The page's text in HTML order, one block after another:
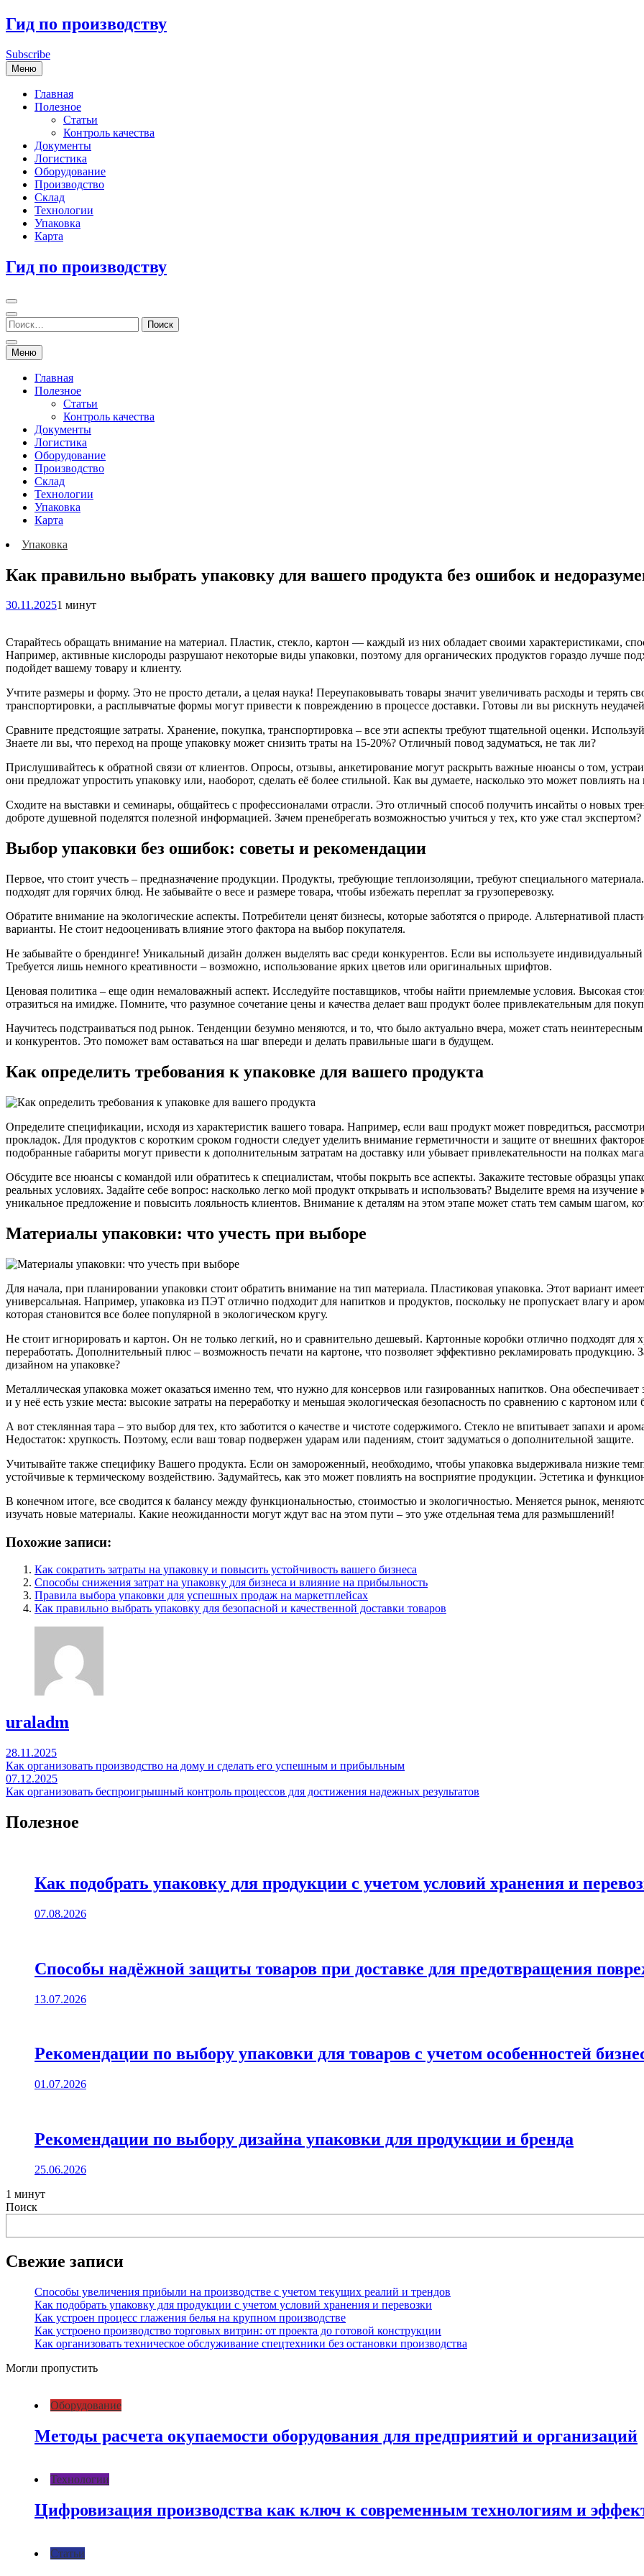
Перейти
к
Гид по производству
Subscribe
Меню
Главная
Полезное
Статьи
Контроль качества
Документы
Логистика
Оборудование
Производство
Склад
Технологии
Упаковка
Карта
Гид по производству
Меню
Главная
Полезное
Статьи
Контроль качества
Документы
Логистика
Оборудование
Производство
Склад
Технологии
Упаковка
Карта
Упаковка
Как правильно выбрать упаковку для вашего продукта без ошибок и
30.11.20251 минут
Старайтесь обращать внимание на материал. Пластик, стекло, картон — каждый из них обладает своими характеристиками,
Например, активные кислороды разрушают некоторые виды упаковки, поэтому для органических продуктов гораздо лучше
подойдет вашему товару и клиенту.
Учтите размеры и форму. Это не просто детали, а целая наука! Переупаковывать товары значит увеличивать расходы и терять
транспортировки, а расплывчатые формы могут привести к повреждению в процессе доставки. Готовы ли вы рискнуть
Сравните предстоящие затраты. Хранение, покупка, транспортировка – все эти аспекты требуют тщательной оценки.
Знаете ли вы, что переход на проще упаковку может снизить траты на 15-20%? Отличный повод задуматься, не так ли?
Прислушивайтесь к обратной связи от клиентов. Опросы, отзывы, анкетирование могут раскрыть важные нюансы о том,
они предложат упростить упаковку или, наоборот, сделать её более стильной. Как вы думаете, насколько это может повлиять
Сходите на выставки и семинары, общайтесь с профессионалами отрасли. Это отличный способ получить инсайты о новых
доброте душевной поделятся полезной информацией. Зачем пренебрегать возможностью учиться у тех, кто уже стал экспертом?
Выбор упаковки без ошибок: советы и рекомендации
Первое, что стоит учесть – предназначение продукции. Продукты, требующие теплоизоляции, требуют специального
подходят для горячих блюд. Не забывайте о весе и размере товара, чтобы избежать переплат за грузоперевозку.
Обратите внимание на экологические аспекты. Потребители ценят бизнесы, которые заботятся о природе. Альтернативой
варианты. Не стоит недооценивать влияние этого фактора на выбор покупателя.
Не забывайте о брендинге! Уникальный дизайн должен выделять вас среди конкурентов. Если вы используете
Требуется лишь немного креативности – возможно, использование ярких цветов или оригинальных шрифтов.
Ценовая политика – еще один немаловажный аспект. Исследуйте поставщиков, чтобы найти приемлемые условия. Высокая
отразиться на имидже. Помните, что разумное сочетание цены и качества делает ваш продукт более привлекательным для
Научитесь подстраиваться под рынок. Тенденции безумно меняются, и то, что было актуально вчера, может стать
и конкурентов. Это поможет вам оставаться на шаг впереди и делать правильные шаги в будущем.
Как определить требования к упаковке для вашего продукта
Определите спецификации, исходя из характеристик вашего товара. Например, если ваш продукт может повредиться,
прокладок. Для продуктов с коротким сроком годности следует уделить внимание герметичности и защите от внешних
подобранные габариты могут привести к дополнительным затратам на доставку или убывает привлекательности на полках
Обсудите все нюансы с командой или обратитесь к специалистам, чтобы покрыть все аспекты. Закажите тестовые образцы
реальных условиях. Задайте себе вопрос: насколько легко мой продукт открывать и использовать? Выделите время на
уникальное предложение и повысить лояльность клиентов. Внимание к деталям на этом этапе может стать тем самым шагом,
Материалы упаковки: что учесть при выборе
Для начала, при планировании упаковки стоит обратить внимание на тип материала. Пластиковая упаковка. Этот вариант
универсальная. Например, упаковка из ПЭТ отлично подходит для напитков и продуктов, поскольку не пропускает влагу и
которая становится все более популярной в экологическом кругу.
Не стоит игнорировать и картон. Он не только легкий, но и сравнительно дешевый. Картонные коробки отлично подходят для
переработать. Дополнительный плюс – возможность печати на картоне, что позволяет эффективно рекламировать
дизайном на упаковке?
Металлическая упаковка может оказаться именно тем, что нужно для консервов или газированных напитков. Она
и у неё есть узкие места: высокие затраты на переработку и меньшая экологическая безопасность по сравнению с картоном или
А вот стеклянная тара – это выбор для тех, кто заботится о качестве и чистоте содержимого. Стекло не впитывает запахи и
Недостаток: хрупкость. Поэтому, если ваш товар подвержен ударам или падениям, стоит задуматься о дополнительной защите.
Учитывайте также специфику Вашего продукта. Если он замороженный, необходимо, чтобы упаковка выдерживала низкие
устойчивые к термическому воздействию. Задумайтесь, как это может повлиять на восприятие продукции. Эстетика и
В конечном итоге, все сводится к балансу между функциональностью, стоимостью и экологичностью. Меняется рынок,
изучать новые материалы. Какие неожиданности могут ждут вас на этом пути – это уже отдельная тема для размышлений!
Похожие записи:
Как сократить затраты на упаковку и повысить устойчивость вашего бизнеса
Способы снижения затрат на упаковку для бизнеса и влияние на прибыльность
Правила выбора упаковки для успешных продаж на маркетплейсах
Как правильно выбрать упаковку для безопасной и качественной доставки товаров
uraladm
Навигация
по
записям
28.11.2025
Как организовать производство на дому и сделать его успешным и прибыльным
07.12.2025
Как организовать беспроигрышный контроль процессов для достижения надежных результатов
Полезное
Как подобрать упаковку для продукции с учетом условий хранения и
07.08.2026
Способы надёжной защиты товаров при доставке для предотвращения
13.07.2026
Рекомендации по выбору упаковки для товаров с учетом особенностей
01.07.2026
Рекомендации по выбору дизайна упаковки для продукции и бренда
25.06.2026
1 минут
Поиск
Свежие записи
Способы увеличения прибыли на производстве с учетом текущих реалий и трендов
Как подобрать упаковку для продукции с учетом условий хранения и перевозки
Как устроен процесс глажения белья на крупном производстве
Как устроено производство торговых витрин: от проекта до готовой конструкции
Как организовать техническое обслуживание спецтехники без остановки производства
Могли пропустить
Оборудование
Методы расчета окупаемости оборудования для предприятий и организаций
Технологии
Цифровизация производства как ключ к современным технологиям и
Статьи